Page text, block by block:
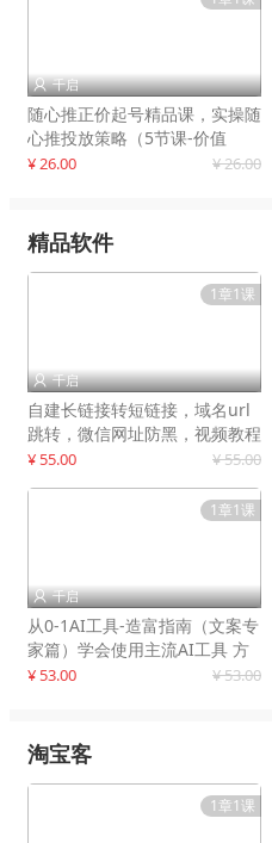
 千启
随心推正价起号精品课，实操随
心推投放策略（5节课-价值
298）
¥ 26.00 ¥ 26.00
精品软件
1章1课
 千启
自建长链接转短链接，域名url
跳转，微信网址防黑，视频教程
手把手教你
¥ 55.00 ¥ 55.00
1章1课
 千启
从0-1AI工具-造富指南（文案专
家篇）学会使用主流AI工具 方
法和心法的融合
¥ 53.00 ¥ 53.00
淘宝客
1章1课